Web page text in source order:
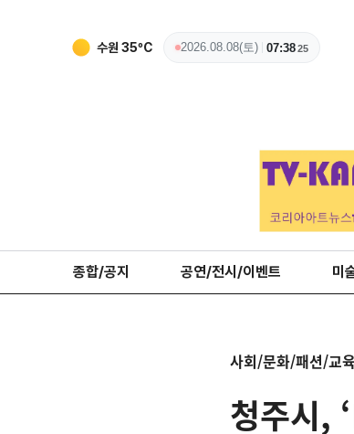
수원 35ºC 2026.08.08(토) 07:3826
종합/공지 공연/전시/이벤트 미
사회/문화/패션/교
청주시,